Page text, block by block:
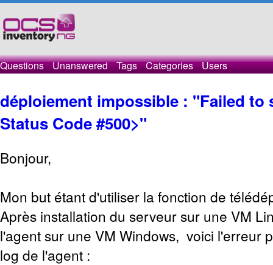
Questions Unanswered Tags Categories Users
déploiement impossible : "Failed to
Status Code #500>"
Bonjour,
Mon but étant d'utiliser la fonction de
Après installation du serveur sur une VM
l'agent sur une VM Windows, voici l'erreur
log de l'agent :